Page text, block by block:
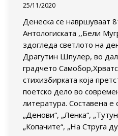
25/11/2020
Денеска се навршуваат
Антологиската ,,Бели
здогледа светлото на
Драгутин Шпулер, во
градчето
стихизбирката која
поетско дело во
литература. Составена
„Денови“, „Ленка“,
„Копачите“, „На Струга